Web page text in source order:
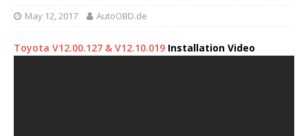
May 12, 2017 AutoOBD.de
Toyota V12.00.127 & V12.10.019 Installation Video